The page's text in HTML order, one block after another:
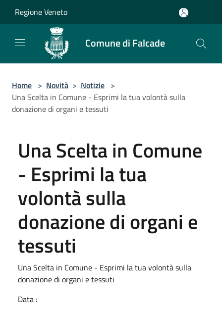
Regione Veneto
Comune di Falcade
Home > Novità > Notizie >
Una Scelta in Comune - Esprimi la tua volontà sulla
donazione di organi e tessuti
Una Scelta in Comune
- Esprimi la tua
volontà sulla
donazione di organi e
tessuti
Una Scelta in Comune - Esprimi la tua volontà sulla
donazione di organi e tessuti
Data :